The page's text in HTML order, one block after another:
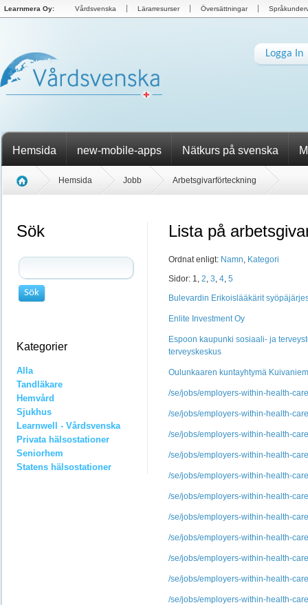
Learnmera Oy: Vårdsvenska Lärarresurser Översättningar
Logga In
Hemsida new-mobile-apps Nätkurs på svenska
Hemsida Jobb Arbetsgivarförteckning
Sök
Kategorier
Alla
Tandläkare
Hemvård
Sjukhus
Learnwell - Vårdsvenska
Privata hälsostationer
Seniorhem
Statens hälsostationer
Lista på
Ordnat enligt: Namn, Kategori
Sidor: 1, 2, 3, 4, 5
Bulevardin Erikoislääkärit
Enlite Investment Oy
Espoon kaupunki sosiaali- ja
terveyskeskus
Oulunkaaren kuntayhtymä
/se/jobs/employers-within-health-
/se/jobs/employers-within-health-
/se/jobs/employers-within-health-
/se/jobs/employers-within-health-
/se/jobs/employers-within-health-
/se/jobs/employers-within-health-
/se/jobs/employers-within-health-
/se/jobs/employers-within-health-
/se/jobs/employers-within-health-
/se/jobs/employers-within-health-
/se/jobs/employers-within-health-